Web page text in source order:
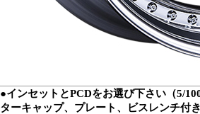
●インセットとPCDをお選び下さい（5/
ターキャップ、プレート、ビスレンチ付